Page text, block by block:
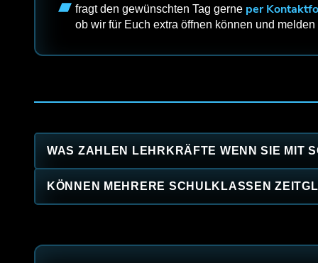
fragt den gewünschten Tag gerne per
ob wir für Euch extra öffnen können und
WAS ZAHLEN LEHRKRÄFTE WENN SIE MIT
KÖNNEN MEHRERE SCHULKLASSEN